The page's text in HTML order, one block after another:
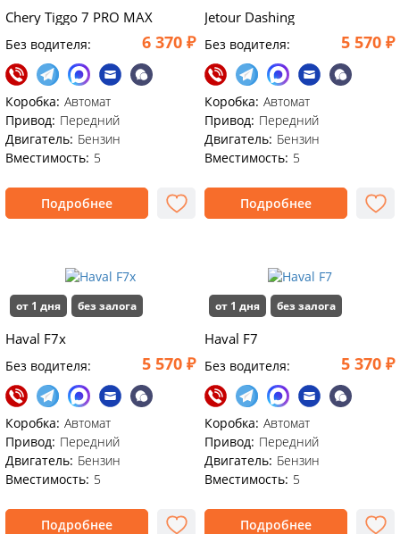
Chery Tiggo 7 PRO MAX
Без водителя: 6 370 ₽
Коробка: Автомат
Привод: Передний
Двигатель: Бензин
Вместимость: 5
Подробнее
Jetour Dashing
Без водителя: 5 570 ₽
Коробка: Автомат
Привод: Передний
Двигатель: Бензин
Вместимость: 5
Подробнее
от 1 дня без залога
Haval F7x
Без водителя: 5 570 ₽
Коробка: Автомат
Привод: Передний
Двигатель: Бензин
Вместимость: 5
Подробнее
от 1 дня без залога
Haval F7
Без водителя: 5 370 ₽
Коробка: Автомат
Привод: Передний
Двигатель: Бензин
Вместимость: 5
Подробнее